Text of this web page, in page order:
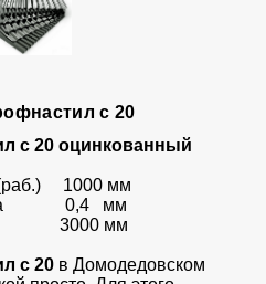
с 20
с 20 оцинкованный
1000 мм
0,4 мм
3000 мм
с 20в Домодедовском